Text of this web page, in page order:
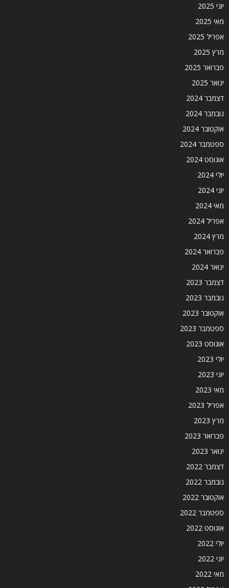
יוני 2025
מאי 2025
אפריל 2025
מרץ 2025
פברואר 2025
ינואר 2025
דצמבר 2024
נובמבר 2024
אוקטובר 2024
ספטמבר 2024
אוגוסט 2024
יולי 2024
יוני 2024
מאי 2024
אפריל 2024
מרץ 2024
פברואר 2024
ינואר 2024
דצמבר 2023
נובמבר 2023
אוקטובר 2023
ספטמבר 2023
אוגוסט 2023
יולי 2023
יוני 2023
מאי 2023
אפריל 2023
מרץ 2023
פברואר 2023
ינואר 2023
דצמבר 2022
נובמבר 2022
אוקטובר 2022
ספטמבר 2022
אוגוסט 2022
יולי 2022
יוני 2022
מאי 2022